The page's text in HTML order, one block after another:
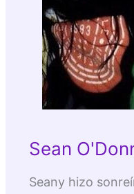
Sean
Seany hizo